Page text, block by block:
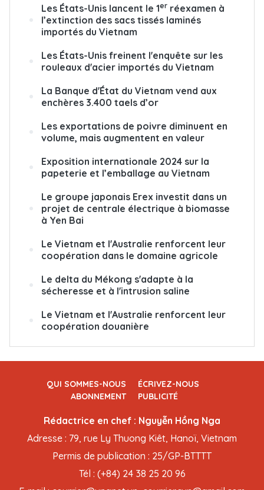
Les États-Unis lancent le 1er réexamen à
l’extinction des sacs tissés laminés
importés du Vietnam
Les États-Unis freinent l'enquête sur les
rouleaux d'acier importés du Vietnam
La Banque d'État du Vietnam vend aux
enchères 3.400 taels d’or
Les exportations de poivre diminuent en
volume, mais augmentent en valeur
Exposition internationale 2024 sur la
papeterie et l’emballage au Vietnam
Le groupe japonais Erex investit dans un
projet de centrale électrique à biomasse
à Yen Bai
Le Vietnam et l'Australie renforcent leur
coopération dans le domaine agricole
Le delta du Mékong s'adapte à la
sécheresse et à l'intrusion saline
Le Vietnam et l'Australie renforcent leur
coopération douanière
QUI SOMMES-NOUS
ÉCRIVEZ-NOUS
ABONNEMENT
PUBLICITÉ
Rédactrice en chef : Nguyễn Hồng Nga
Adresse : 79, rue Ly Thuong Kiêt, Hanoï, Vietnam
Permis de publication : 25/GP-BTTTT
Tél : (+84) 24 38 25 20 96